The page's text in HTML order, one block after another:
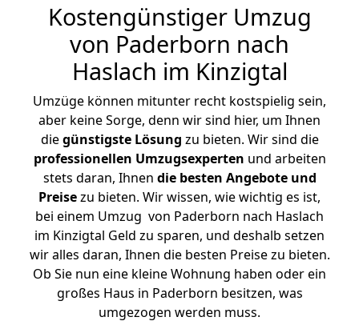
Kostengünstiger Umzug
von Paderborn nach
Haslach im Kinzigtal
Umzüge können mitunter recht kostspielig sein,
aber keine Sorge, denn wir sind hier, um Ihnen
diegünstigste Lösung zu bieten. Wir sind die
professionellen Umzugsexperten und arbeiten
stets daran, Ihnen die besten Angebote und
Preisezu bieten. Wir wissen, wie wichtig es ist,
bei einem Umzug von Paderborn nach Haslach
im Kinzigtal Geld zu sparen, und deshalb setzen
wir alles daran, Ihnen die besten Preise zu bieten.
Ob Sie nun eine kleine Wohnung haben oder ein
großes Haus in Paderborn besitzen, was
umgezogen werden muss.